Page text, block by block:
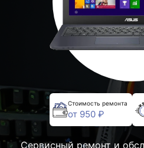
Стоимость ремонта
от 950 ₽
Сервисный ремонт и